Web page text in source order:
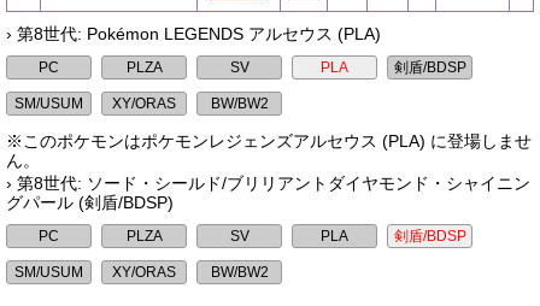
› 第8世代: Pokémon LEGENDS アルセウス (PLA)
※このポケモンはポケモンレジェンズアルセウス (PLA) に登場しませ
ん。
› 第8世代: ソード・シールド/ブリリアントダイヤモンド・シャイニン
グパール (剣盾/BDSP)